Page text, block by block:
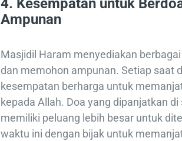
4. Kesempatan untuk
Ampunan
Masjidil Haram menyediakan
dan memohon ampunan. Setiap saat
kesempatan berharga untuk
kepada Allah. Doa yang dipanjatkan
memiliki peluang lebih besar untuk
waktu ini dengan bijak untuk